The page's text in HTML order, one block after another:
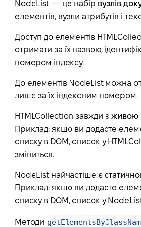
NodeList — це набір вузлів
елементів, вузли атрибутів і
Доступ до елементів
отримати за їх назвою,
номером індексу.
До елементів NodeList можна
лише за їх індексним номером.
HTMLCollection завжди є живою
Приклад: якщо ви додасте
списку в DOM, список у
зміниться.
NodeList найчастіше є
Приклад: якщо ви додасте
списку в DOM, список у
Методи